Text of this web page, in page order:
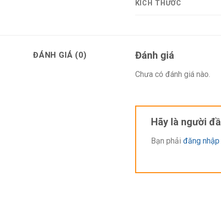
Tuy nhiên, như vậy
Những cái móng không
Trong một số trường
KÍCH THƯỚC
ĐÁNH GIÁ (0) Đánh giá
Chưa có đánh giá nào.
Hãy là người
Bạn phải đăng nhập